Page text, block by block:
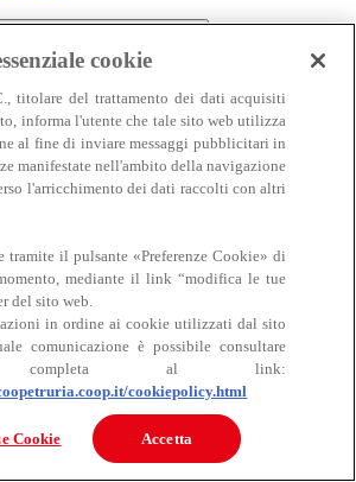
Carne
cookie
titolare del trattamento dei dati acquisiti
informa l'utente che tale sito web utilizza
al fine di inviare messaggi pubblicitari in
manifestate nell'ambito della navigazione
l'arricchimento dei dati raccolti con altri
tramite il pulsante «Preferenze Cookie» di
mediante il link “modifica le tue
del sito web.
in ordine ai cookie utilizzati dal sito
comunicazione è possibile consultare
completa al link:
cookiepolicy.html
Cookie Accetta